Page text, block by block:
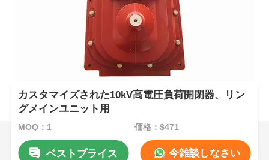
カスタマイズされた10kV高電圧負荷開閉器、リン
グメインユニット用
MOQ：1 価格：$471
ベストプライス 今雑談しなさい